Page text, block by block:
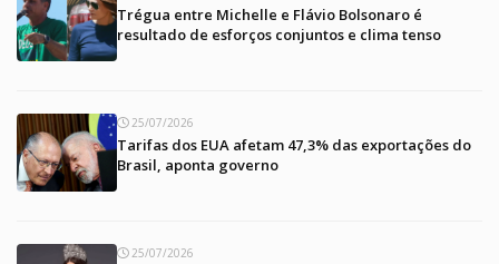
Trégua entre Michelle e Flávio Bolsonaro é
resultado de esforços conjuntos e clima tenso
25/07/2026
Tarifas dos EUA afetam 47,3% das exportações do
Brasil, aponta governo
25/07/2026